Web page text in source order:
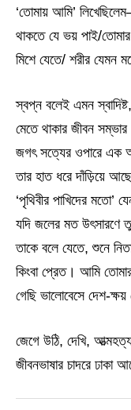
‘তোমায় আমি’
থাকতে যে ভয় পাই/
মিশে যেতে/ শরীর যেমন
স্বপ্ন বলেই এমন
মেতে থাকার জীবন
জগৎ সত্যের ওপারে
তার হাত ধরে দাঁড়িয়ে
‘পৃথিবীর পাখিদের মতো’
যদি জলের মত উৎসারণে
তাকে বলে যেতে, শুনে
কিংবা প্রেত। আমি তোমার
গেছি ভালোবেসে দেশ-
জেগে উঠি, দেখি,
জীবনভাষার চাদরে ঢাকা